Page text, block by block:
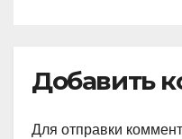
Добавить
Для отправки